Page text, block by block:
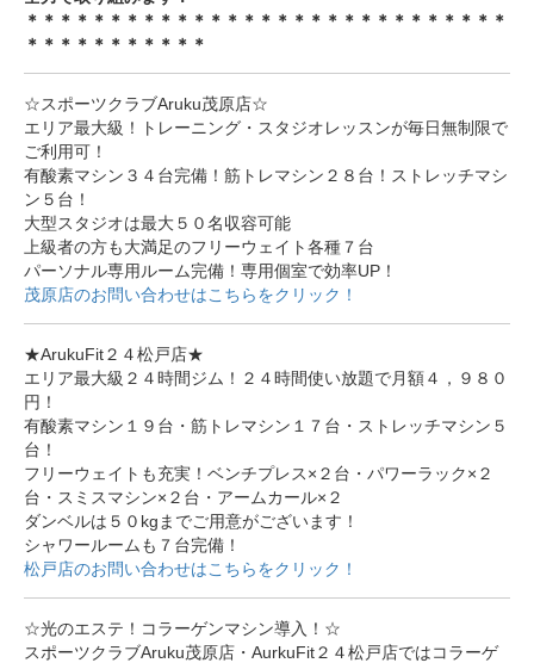
＊＊＊＊＊＊＊＊＊＊＊＊＊＊＊＊＊＊＊＊＊＊＊＊＊＊＊＊＊
＊＊＊＊＊＊＊＊＊＊＊
☆スポーツクラブAruku茂原店☆
エリア最大級！トレーニング・スタジオレッスンが毎日無制限で
ご利用可！
有酸素マシン３４台完備！筋トレマシン２８台！ストレッチマシ
ン５台！
大型スタジオは最大５０名収容可能
上級者の方も大満足のフリーウェイト各種７台
パーソナル専用ルーム完備！専用個室で効率UP！
茂原店のお問い合わせはこちらをクリック！
★ArukuFit２４松戸店★
エリア最大級２４時間ジム！２４時間使い放題で月額４，９８０
円！
有酸素マシン１９台・筋トレマシン１７台・ストレッチマシン５
台！
フリーウェイトも充実！ベンチプレス×２台・パワーラック×２
台・スミスマシン×２台・アームカール×２
ダンベルは５０kgまでご用意がございます！
シャワールームも７台完備！
松戸店のお問い合わせはこちらをクリック！
☆光のエステ！コラーゲンマシン導入！☆
スポーツクラブAruku茂原店・AurkuFit２４松戸店ではコラーゲ